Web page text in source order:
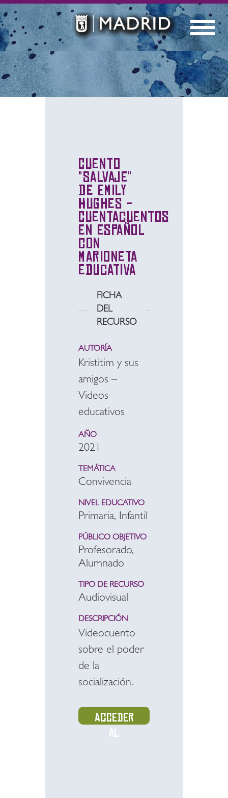
Cuento
"Salvaje"
de Emily
Hughes -
Cuentacuentos
en español
con
marioneta
educativa
FICHA
DEL
RECURSO
AUTORÍA
Kristitim y sus
amigos –
Videos
educativos
AÑO
2021
TEMÁTICA
Convivencia
NIVEL EDUCATIVO
Primaria, Infantil
PÚBLICO OBJETIVO
Profesorado,
Alumnado
TIPO DE RECURSO
Audiovisual
DESCRIPCIÓN
Videocuento
sobre el poder
de la
socialización.
Acceder
al